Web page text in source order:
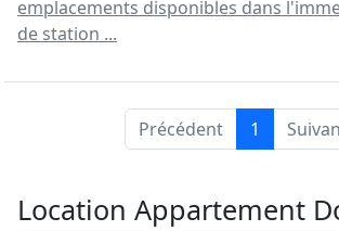
emplacements disponibles dans
de station ...
Précédent 1
Location Appartement